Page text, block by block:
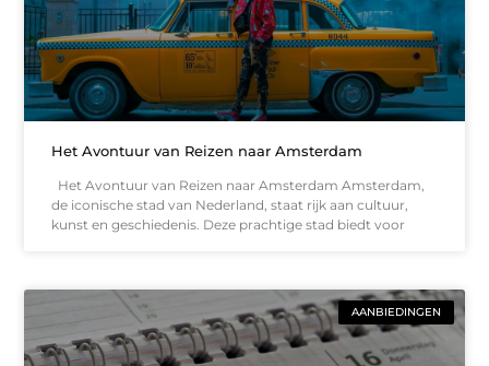
Het Avontuur van Reizen naar Amsterdam
Het Avontuur van Reizen naar Amsterdam Amsterdam,
de iconische stad van Nederland, staat rijk aan cultuur,
kunst en geschiedenis. Deze prachtige stad biedt voor
AANBIEDINGEN